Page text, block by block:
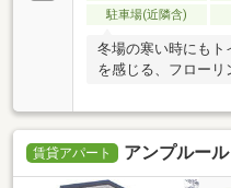
駐車場(近隣含)
冬場の寒い時にもト
を感じる、フローリ
賃貸アパート アンプルー